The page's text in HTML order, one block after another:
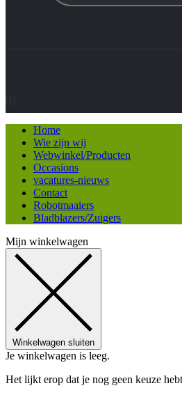
Home
Wie zijn wij
Webwinkel/Producten
Occasions
vacatures-nieuws
Contact
Robotmaaiers
Bladblazers/Zuigers
Mijn winkelwagen
Winkelwagen sluiten
Je winkelwagen is leeg.
Het lijkt erop dat je nog geen keuze